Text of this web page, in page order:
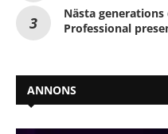
Nästa
Professional
ANNONS